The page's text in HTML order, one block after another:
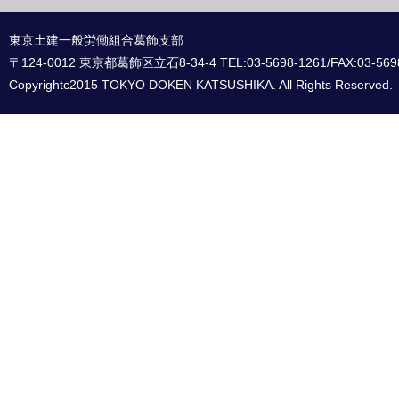
東京土建一般労働組合葛飾支部
〒124-0012 東京都葛飾区立石8-34-4 TEL:03-5698-1261/FAX:03-
Copyrightc2015 TOKYO DOKEN KATSUSHIKA. All Rights Reserved.